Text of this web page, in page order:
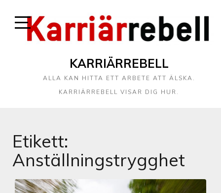
KARRIÄRREBELL
ALLA KAN HITTA ETT ARBETE ATT ÄLSKA.
KARRIÄRREBELL VISAR DIG HUR.
Etikett:
Anställningstrygghet